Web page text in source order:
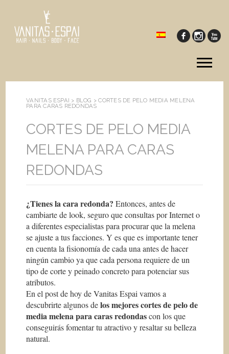
VANITAS ESPAI > BLOG >CORTES DE PELO MEDIA MELENA
PARA CARAS REDONDAS
CORTES DE PELO MEDIA
MELENA PARA CARAS
REDONDAS
¿Tienes la cara redonda? Entonces, antes de
cambiarte de look, seguro que consultas por Internet o
a diferentes especialistas para procurar que la melena
se ajuste a tus facciones. Y es que es importante tener
en cuenta la fisionomía de cada una antes de hacer
ningún cambio ya que cada persona requiere de un
tipo de corte y peinado concreto para potenciar sus
atributos.
En el post de hoy de Vanitas Espai vamos a
descubrirte algunos delos mejores cortes de pelo de
media melena para caras redondascon los que
conseguirás fomentar tu atractivo y resaltar su belleza
natural.